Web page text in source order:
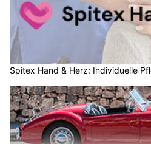
Spitex Hand & Herz: Individuelle